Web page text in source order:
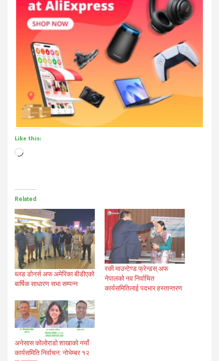
Like this:
Loading…
Related
ब्लड डोनर्स अफ अमेरिका बीडीएको
बार्षिक साधारण सभा सम्पन्न
रकी माउन्टेण्ड फ्रेन्डस् अफ
नेपालको नव निर्वाचित
कार्यसमितिलाई पदभार हस्तान्तरण
अनेसास कोलोराडो शाखाको नयाँ
कार्यसमिति निर्वाचन: नोभेम्बर १२